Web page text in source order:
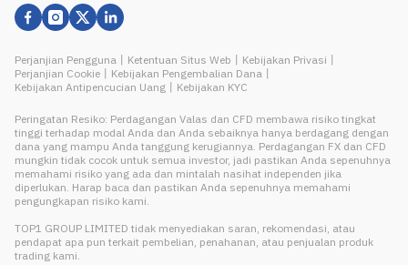
Perjanjian Pengguna Ketentuan Situs Web Kebijakan Privasi
Perjanjian Cookie
Kebijakan Pengembalian Dana
Kebijakan Antipencucian Uang
Kebijakan KYC
Peringatan Resiko: Perdagangan Valas dan CFD membawa risiko tingkat
tinggi terhadap modal Anda dan Anda sebaiknya hanya berdagang dengan
dana yang mampu Anda tanggung kerugiannya. Perdagangan FX dan CFD
mungkin tidak cocok untuk semua investor, jadi pastikan Anda sepenuhnya
memahami risiko yang ada dan mintalah nasihat independen jika
diperlukan. Harap baca dan pastikan Anda sepenuhnya memahami
pengungkapan risiko kami.
TOP1 GROUP LIMITED tidak menyediakan saran, rekomendasi, atau
pendapat apa pun terkait pembelian, penahanan, atau penjualan produk
trading kami.